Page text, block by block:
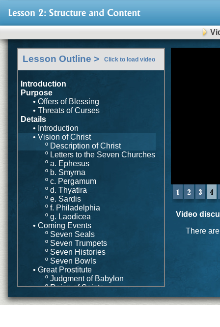
Video
There
Lesson Outline > Click to load video
Introduction
Purpose
• Offers of Blessing
• Threats of Curses
Details
• Introduction
• Vision of Christ
º Description of Christ
º Letters to the Seven Churches
º a. Ephesus
º b. Smyrna
º c. Pergamum
º d. Thyatira
º e. Sardis
º f. Philadelphia
º g. Laodicea
• Coming Events
º Seven Seals
º Seven Trumpets
º Seven Histories
º Seven Bowls
• Great Prostitute
º Judgment of Babylon
º Reign of Saints
• Wife of Lamb
• Conclusion